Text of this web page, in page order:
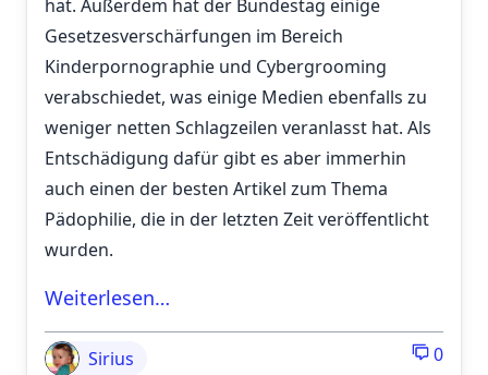
hat. Außerdem hat der Bundestag einige
Gesetzesverschärfungen im Bereich
Kinderpornographie und Cybergrooming
verabschiedet, was einige Medien ebenfalls zu
weniger netten Schlagzeilen veranlasst hat. Als
Entschädigung dafür gibt es aber immerhin
auch einen der besten Artikel zum Thema
Pädophilie, die in der letzten Zeit veröffentlicht
wurden.
Weiterlesen…
Sirius 0